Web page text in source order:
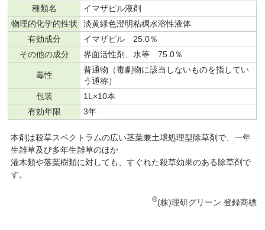
種類名
イマザピル液剤
物理的化学的性状
淡黄緑色澄明粘稠水溶性液体
有効成分
イマザピル 25.0％
その他の成分
界面活性剤、水等 75.0％
毒性
普通物（毒劇物に該当しないものを指してい
う通称）
包装
1L×10本
有効年限
3年
本剤は殺草スペクトラムの広い茎葉兼土壌処理型除草剤で、一年
生雑草及び多年生雑草のほか
灌木類や落葉樹類に対しても、すぐれた殺草効果のある除草剤で
す。
®(株)理研グリーン 登録商標